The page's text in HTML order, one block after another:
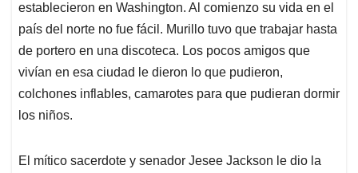
establecieron en Washington. Al comienzo su vida en el
país del norte no fue fácil. Murillo tuvo que trabajar hasta
de portero en una discoteca. Los pocos amigos que
vivían en esa ciudad le dieron lo que pudieron,
colchones inflables, camarotes para que pudieran dormir
los niños.
El mítico sacerdote y senador Jesee Jackson le dio la